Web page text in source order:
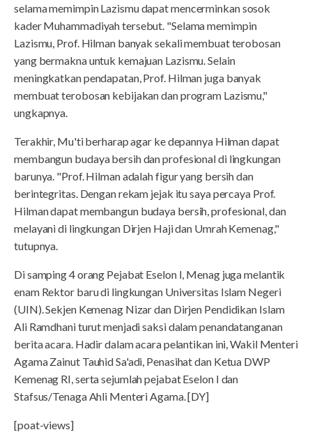
selama memimpin Lazismu dapat mencerminkan sosok
kader Muhammadiyah tersebut. "Selama memimpin
Lazismu, Prof. Hilman banyak sekali membuat terobosan
yang bermakna untuk kemajuan Lazismu. Selain
meningkatkan pendapatan, Prof. Hilman juga banyak
membuat terobosan kebijakan dan program Lazismu,"
ungkapnya.
Terakhir, Mu'ti berharap agar ke depannya Hilman dapat
membangun budaya bersih dan profesional di lingkungan
barunya. "Prof. Hilman adalah figur yang bersih dan
berintegritas. Dengan rekam jejak itu saya percaya Prof.
Hilman dapat membangun budaya bersih, profesional, dan
melayani di lingkungan Dirjen Haji dan Umrah Kemenag,"
tutupnya.
Di samping 4 orang Pejabat Eselon I, Menag juga melantik
enam Rektor baru di lingkungan Universitas Islam Negeri
(UIN). Sekjen Kemenag Nizar dan Dirjen Pendidikan Islam
Ali Ramdhani turut menjadi saksi dalam penandatanganan
berita acara. Hadir dalam acara pelantikan ini, Wakil Menteri
Agama Zainut Tauhid Sa'adi, Penasihat dan Ketua DWP
Kemenag RI, serta sejumlah pejabat Eselon I dan
Stafsus/Tenaga Ahli Menteri Agama. [DY]
[poat-views]